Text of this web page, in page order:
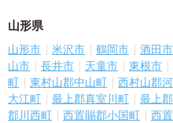
山形県
山形市 米沢市 鶴岡市 酒田市
山市
長井市 天童市 東根市
町
東村山郡中山町 西村山郡
大江町
最上郡真室川町 最上
郡川西町
西置賜郡小国町 西